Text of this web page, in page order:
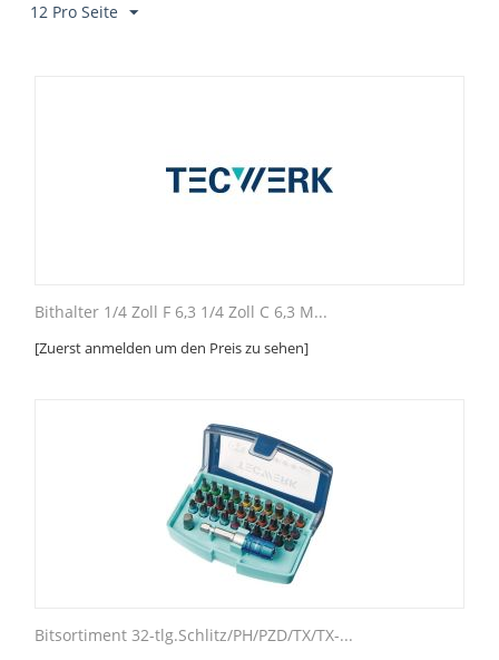
12 Pro Seite
Bithalter 1/4 Zoll F 6,3 1/4 Zoll C 6,3 M...
[Zuerst anmelden um den Preis zu sehen]
Bitsortiment 32-tlg.Schlitz/PH/PZD/TX/TX-...